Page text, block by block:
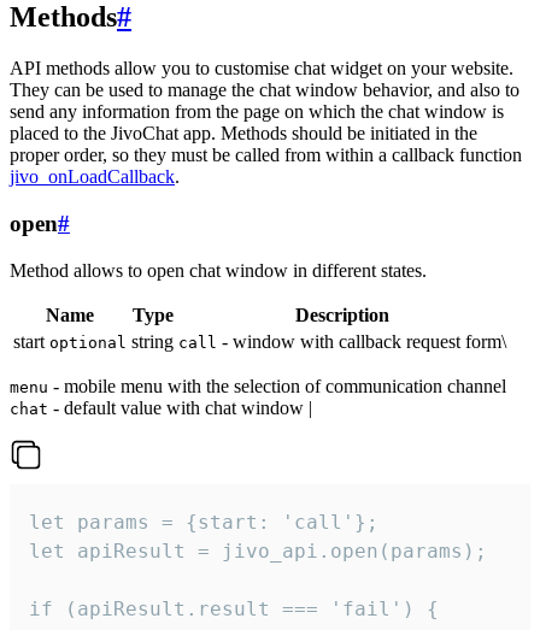
Methods#
API methods allow you to customise chat widget on your website.
They can be used to manage the chat window behavior, and also to
send any information from the page on which the chat window is
placed to the JivoChat app. Methods should be initiated in the
proper order, so they must be called from within a callback function
jivo_onLoadCallback.
open#
Method allows to open chat window in different states.
Name Type
Description
start optional string call - window with callback request form\
menu - mobile menu with the selection of communication channel
chat - default value with chat window |
let params = {start: 'call'};
let apiResult = jivo_api.open(params);
if (apiResult.result === 'fail') {